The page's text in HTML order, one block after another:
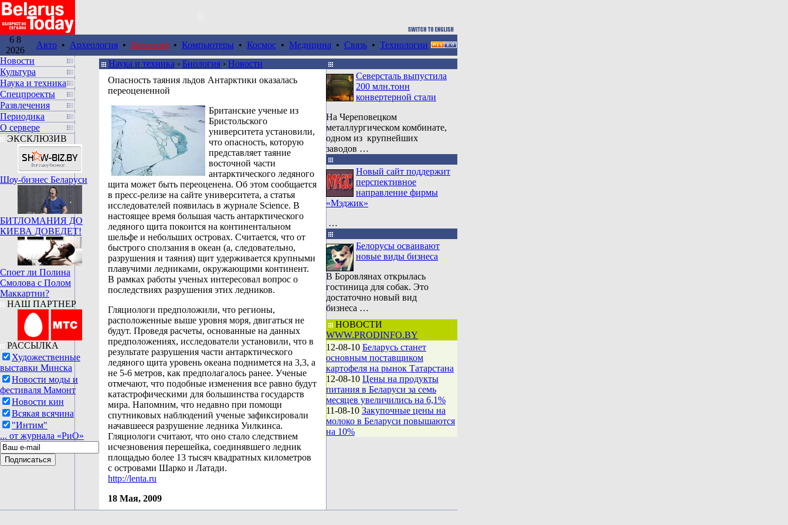
6 8
2026
Авто • Археология • Биология • Компьютеры • Космос • Медицина • Связь • Технологии
Новости
Культура
Наука и техника
Спецпроекты
Развлечения
Периодика
О сервере
ЭКСКЛЮЗИВ
Шоу-бизнес Беларуси
БИТЛОМАНИЯ ДО
КИЕВА ДОВЕДЕТ!
Споет ли Полина
Смолова с Полом
Маккартни?
НАШ ПАРТНЕР
РАССЫЛКА
Художественные
выставки Минска
Новости моды и
фестиваля Мамонт
Новости кин
Всякая всячина
"Интим"
... от журнала «РиО»
Наука и техника › Биология › Новости
Опасность таяния льдов Антарктики оказалась
переоцененной
Британские ученые из
Бристольского
университета установили,
что опасность, которую
представляет таяние
восточной части
антарктического ледяного
щита может быть переоценена. Об этом сообщается
в пресс-релизе на сайте университета, а статья
исследователей появилась в журнале Science. В
настоящее время большая часть антарктического
ледяного щита покоится на континентальном
шельфе и небольших островах. Считается, что от
быстрого сползания в океан (а, следовательно,
разрушения и таяния) щит удерживается крупными
плавучими ледниками, окружающими континент.
В рамках работы ученых интересовал вопрос о
последствиях разрушения этих ледников.
Гляциологи предположили, что регионы,
расположенные выше уровня моря, двигаться не
будут. Проведя расчеты, основанные на данных
предположениях, исследователи установили, что в
результате разрушения части антарктического
ледяного щита уровень океана поднимется на 3,3, а
не 5-6 метров, как предполагалось ранее. Ученые
отмечают, что подобные изменения все равно будут
катастрофическими для большинства государств
мира. Напомним, что недавно при помощи
спутниковых наблюдений ученые зафиксировали
начавшееся разрушение ледника Уилкинса.
Гляциологи считают, что оно стало следствием
исчезновения перешейка, соединявшего ледник
площадью более 13 тысяч квадратных километров
с островами Шарко и Латади.
http://lenta.ru
18 Мая, 2009
Северсталь выпустила
200 млн.тонн
конвертерной стали
На Череповецком
металлургическом комбинате,
одном из крупнейших
заводов …
Новый сайт поддержит
перспективное
направление фирмы
«Мэджик»
…
Белорусы осваивают
новые виды бизнеса
В Боровлянах открылась
гостиница для собак. Это
достаточно новый вид
бизнеса …
НОВОСТИ
WWW.PRODINFO.BY
12-08-10 Беларусь станет
основным поставщиком
картофеля на рынок Татарстана
12-08-10 Цены на продукты
питания в Беларуси за семь
месяцев увеличились на 6,1%
11-08-10 Закупочные цены на
молоко в Беларуси повышаются
на 10%